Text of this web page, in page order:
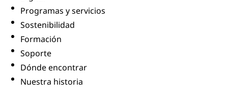
Programas y servicios
Sostenibilidad
Formación
Soporte
Dónde encontrar
Nuestra historia